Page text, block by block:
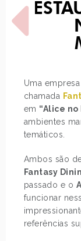
Uma
chamada
em “Alice no
ambientes
temáticos.
Ambos são
Fantasy
passado e o
funcionar
referências
POST
MAQUIAGEM